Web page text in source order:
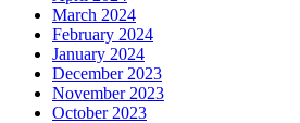
March 2024
February 2024
January 2024
December 2023
November 2023
October 2023